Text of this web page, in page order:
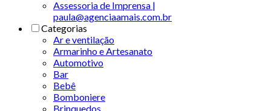
Assessoria de Imprensa |
paula@agenciaamais.com.br
Categorias
Ar e ventilação
Armarinho e Artesanato
Automotivo
Bar
Bebê
Bomboniere
Brinquedos